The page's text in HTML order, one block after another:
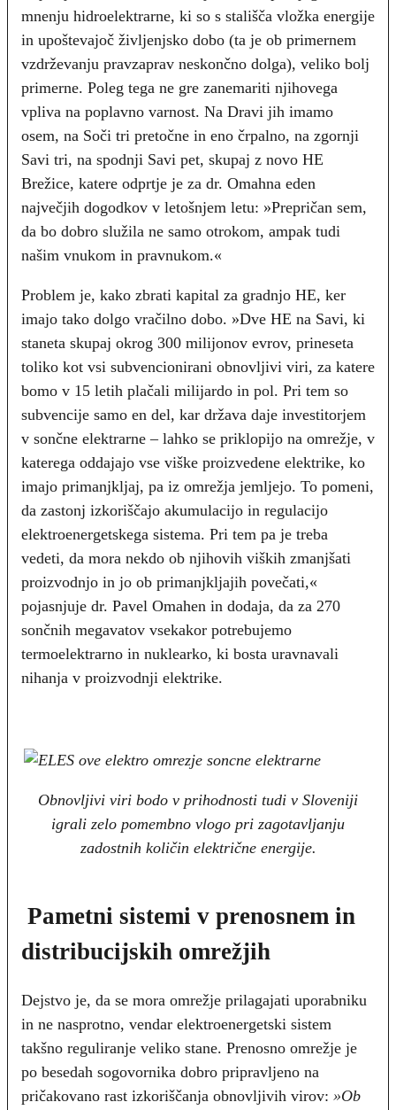
mnenju hidroelektrarne, ki so s stališča vložka energije
in upoštevajoč življenjsko dobo (ta je ob primernem
vzdrževanju pravzaprav neskončno dolga), veliko bolj
primerne. Poleg tega ne gre zanemariti njihovega
vpliva na poplavno varnost. Na Dravi jih imamo
osem, na Soči tri pretočne in eno črpalno, na zgornji
Savi tri, na spodnji Savi pet, skupaj z novo HE
Brežice, katere odprtje je za dr. Omahna eden
največjih dogodkov v letošnjem letu: »Prepričan sem,
da bo dobro služila ne samo otrokom, ampak tudi
našim vnukom in pravnukom.«
Problem je, kako zbrati kapital za gradnjo HE, ker
imajo tako dolgo vračilno dobo. »Dve HE na Savi, ki
staneta skupaj okrog 300 milijonov evrov, prineseta
toliko kot vsi subvencionirani obnovljivi viri, za katere
bomo v 15 letih plačali milijardo in pol. Pri tem so
subvencije samo en del, kar država daje investitorjem
v sončne elektrarne – lahko se priklopijo na omrežje, v
katerega oddajajo vse viške proizvedene elektrike, ko
imajo primanjkljaj, pa iz omrežja jemljejo. To pomeni,
da zastonj izkoriščajo akumulacijo in regulacijo
elektroenergetskega sistema. Pri tem pa je treba
vedeti, da mora nekdo ob njihovih viških zmanjšati
proizvodnjo in jo ob primanjkljajih povečati,«
pojasnjuje dr. Pavel Omahen in dodaja, da za 270
sončnih megavatov vsekakor potrebujemo
termoelektrarno in nuklearko, ki bosta uravnavali
nihanja v proizvodnji elektrike.
Obnovljivi viri bodo v prihodnosti tudi v Sloveniji
igrali zelo pomembno vlogo pri zagotavljanju
zadostnih količin električne energije.
Pametni sistemi v prenosnem in
distribucijskih omrežjih
Dejstvo je, da se mora omrežje prilagajati uporabniku
in ne nasprotno, vendar elektroenergetski sistem
takšno reguliranje veliko stane. Prenosno omrežje je
po besedah sogovornika dobro pripravljeno na
pričakovano rast izkoriščanja obnovljivih virov: »Ob